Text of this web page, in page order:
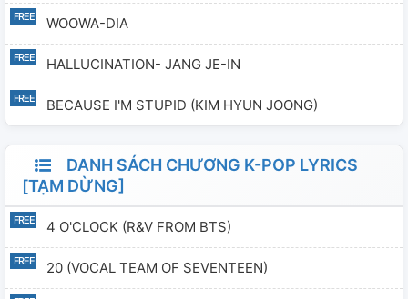
WOOWA-DIA
HALLUCINATION- JANG JE-IN
BECAUSE I'M STUPID (KIM HYUN JOONG)
DANH SÁCH CHƯƠNG K-POP LYRICS
[TẠM DỪNG]
4 O'CLOCK (R&V FROM BTS)
20 (VOCAL TEAM OF SEVENTEEN)